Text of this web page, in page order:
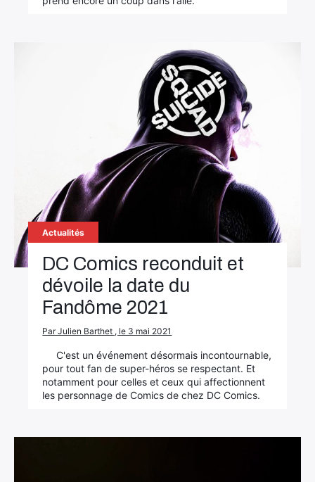
Actualités
DC Comics reconduit et
dévoile la date du
Fandôme 2021
Par Julien Barthet , le 3 mai 2021
C'est un événement désormais incontournable,
pour tout fan de super-héros se respectant. Et
notamment pour celles et ceux qui affectionnent
les personnage de Comics de chez DC Comics.